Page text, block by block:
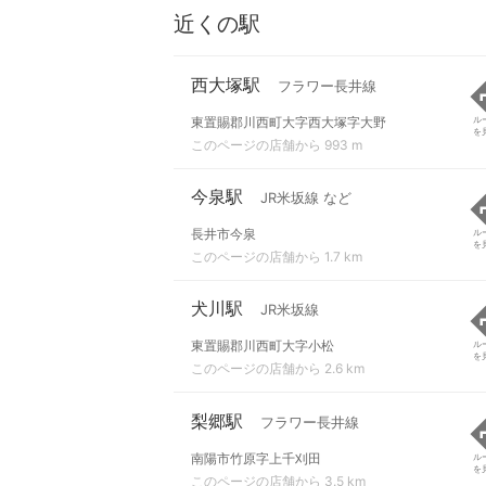
近くの駅
西大塚駅 フラワー長井線
東置賜郡川西町大字西大塚字大野
このページの店舗から 993 m
ル
を
今泉駅 JR米坂線 など
長井市今泉
このページの店舗から 1.7 km
ル
を
犬川駅 JR米坂線
東置賜郡川西町大字小松
このページの店舗から 2.6 km
ル
を
梨郷駅 フラワー長井線
南陽市竹原字上千刈田
このページの店舗から 3.5 km
ル
を